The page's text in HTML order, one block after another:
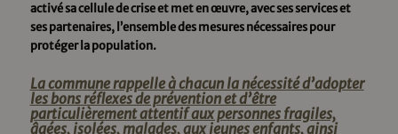
activé sa cellule de crise et met en œuvre, avec ses services et
ses partenaires, l’ensemble des mesures nécessaires pour
protéger la population.
La commune rappelle à chacun la nécessité d’adopter
les bons réflexes de prévention et d’être
particulièrement attentif aux personnes fragiles,
âgées, isolées, malades, aux jeunes enfants, ainsi